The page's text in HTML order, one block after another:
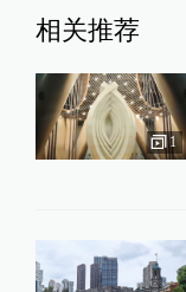
相关推荐
1